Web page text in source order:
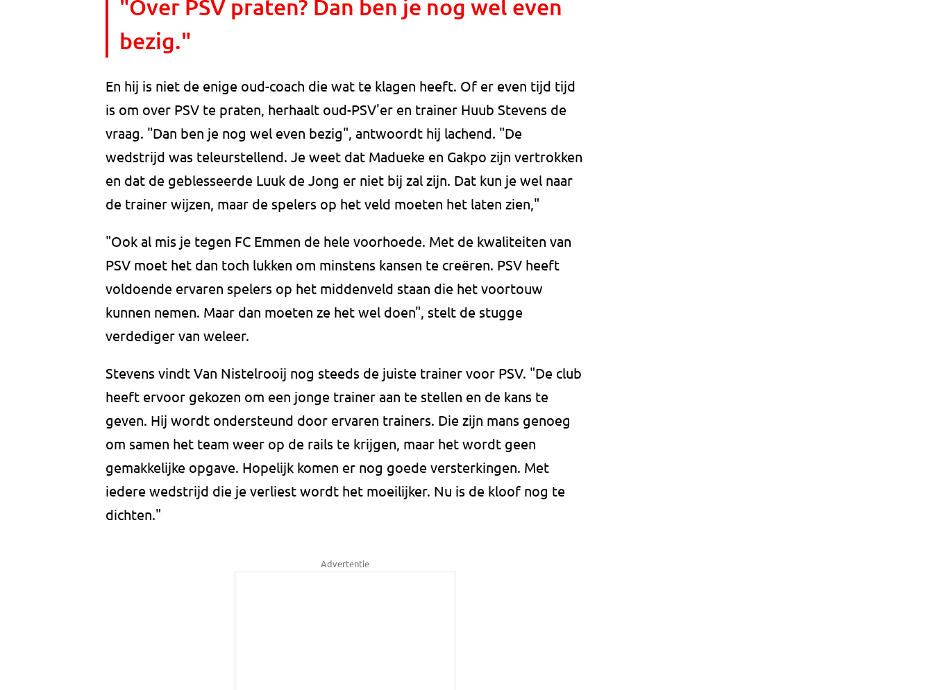
"Over PSV praten? Dan ben je nog wel even
bezig."
En hij is niet de enige oud-coach die wat te klagen heeft. Of er even tijd tijd
is om over PSV te praten, herhaalt oud-PSV'er en trainer Huub Stevens de
vraag. "Dan ben je nog wel even bezig", antwoordt hij lachend. "De
wedstrijd was teleurstellend. Je weet dat Madueke en Gakpo zijn vertrokken
en dat de geblesseerde Luuk de Jong er niet bij zal zijn. Dat kun je wel naar
de trainer wijzen, maar de spelers op het veld moeten het laten zien,"
"Ook al mis je tegen FC Emmen de hele voorhoede. Met de kwaliteiten van
PSV moet het dan toch lukken om minstens kansen te creëren. PSV heeft
voldoende ervaren spelers op het middenveld staan die het voortouw
kunnen nemen. Maar dan moeten ze het wel doen", stelt de stugge
verdediger van weleer.
Stevens vindt Van Nistelrooij nog steeds de juiste trainer voor PSV. "De club
heeft ervoor gekozen om een jonge trainer aan te stellen en de kans te
geven. Hij wordt ondersteund door ervaren trainers. Die zijn mans genoeg
om samen het team weer op de rails te krijgen, maar het wordt geen
gemakkelijke opgave. Hopelijk komen er nog goede versterkingen. Met
iedere wedstrijd die je verliest wordt het moeilijker. Nu is de kloof nog te
dichten."
Advertentie